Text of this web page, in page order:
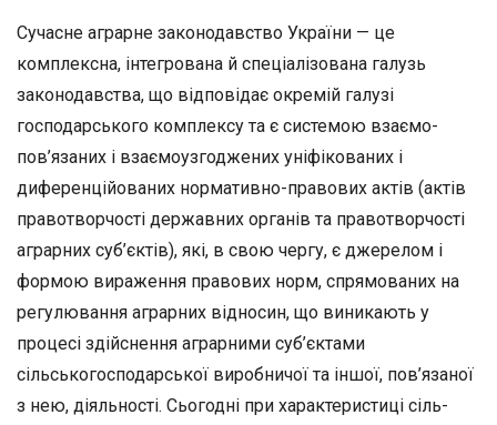
Сучасне аграрне законодавство України — це
комплексна, ін­тегрована й спеціалізована галузь
законодавства, що відповідає ок­ремій галузі
господарського комплексу та є системою взаємо­
пов’язаних і взаємоузгоджених уніфікованих і
диференційованих нормативно-правових актів (актів
правотворчості державних орга­нів та правотворчості
аграрних суб’єктів), які, в свою чергу, є дже­релом і
формою вираження правових норм, спрямованих на
регу­лювання аграрних відносин, що виникають у
процесі здійснення аграрними суб’єктами
сільськогосподарської виробничої та іншої, пов’язаної
з нею, діяльності. Сьогодні при характеристиці сіль­